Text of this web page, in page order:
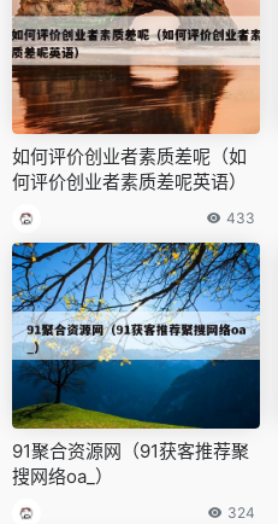
如何评价创业者素质差呢（如
何评价创业者素质差呢英语）
433
91聚合资源网（91获客推荐聚
搜网络oa_）
324